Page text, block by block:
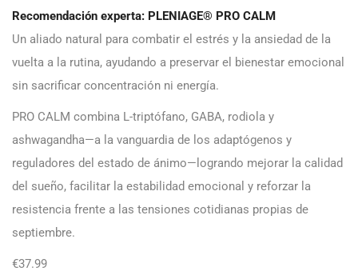
Recomendación experta: PLENIAGE® PRO CALM
Un aliado natural para combatir el estrés y la ansiedad de la
vuelta a la rutina, ayudando a preservar el bienestar emocional
sin sacrificar concentración ni energía.
PRO CALM combina L-triptófano, GABA, rodiola y
ashwagandha—a la vanguardia de los adaptógenos y
reguladores del estado de ánimo—logrando mejorar la calidad
del sueño, facilitar la estabilidad emocional y reforzar la
resistencia frente a las tensiones cotidianas propias de
septiembre.
€37.99